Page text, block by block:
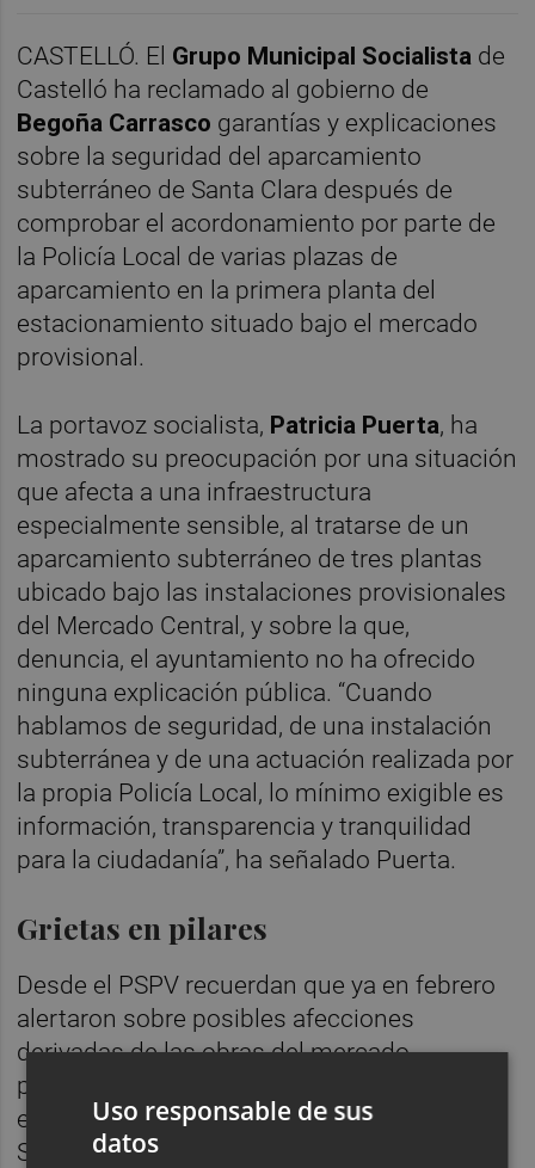
CASTELLÓ. El Grupo Municipal Socialista de
Castelló ha reclamado al gobierno de
Begoña Carrasco garantías y explicaciones
sobre la seguridad del aparcamiento
subterráneo de Santa Clara después de
comprobar el acordonamiento por parte de
la Policía Local de varias plazas de
aparcamiento en la primera planta del
estacionamiento situado bajo el mercado
provisional.
La portavoz socialista, Patricia Puerta, ha
mostrado su preocupación por una situación
que afecta a una infraestructura
especialmente sensible, al tratarse de un
aparcamiento subterráneo de tres plantas
ubicado bajo las instalaciones provisionales
del Mercado Central, y sobre la que,
denuncia, el ayuntamiento no ha ofrecido
ninguna explicación pública. “Cuando
hablamos de seguridad, de una instalación
subterránea y de una actuación realizada por
la propia Policía Local, lo mínimo exigible es
información, transparencia y tranquilidad
para la ciudadanía”, ha señalado Puerta.
Grietas en pilares
Desde el PSPV recuerdan que ya en febrero
alertaron sobre posibles afecciones
derivadas de las obras del mercado
provisional y preguntaron expresamente por
el apuntalamiento del techo del parking de
Santa Clara, precisamente por las
Uso responsable de sus
datos